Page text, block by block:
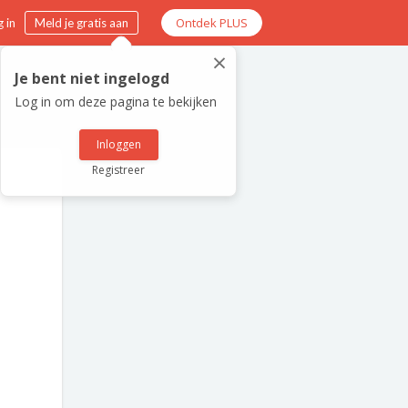
in Meld je gratis aan Ontdek PLUS
×
Je bent niet ingelogd
Log in om deze pagina te bekijken
Inloggen
Registreer